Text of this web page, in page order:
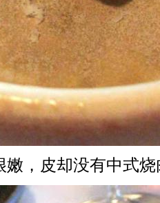
嫩，皮却没有中式